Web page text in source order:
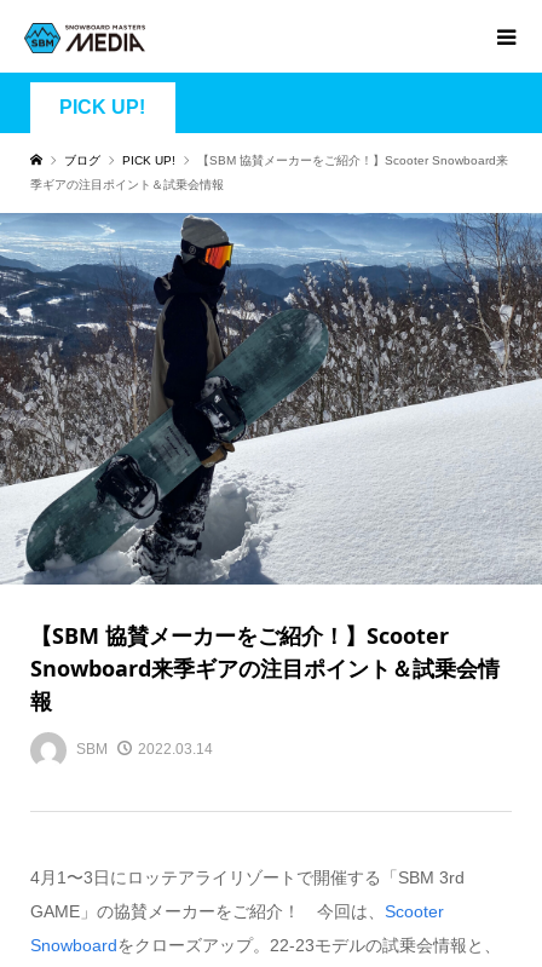
PICK UP!
ブログ PICK UP!
【SBM 協賛メーカーをご紹介！】Scooter Snowboard来
季ギアの注目ポイント＆試乗会情報
【SBM 協賛メーカーをご紹介！】Scooter
Snowboard来季ギアの注目ポイント＆試乗会情
報
SBM 2022.03.14
4月1〜3日にロッテアライリゾートで開催する「SBM 3rd
GAME」の協賛メーカーをご紹介！ 今回は、 Scooter
Snowboardをクローズアップ。22-23モデルの試乗会情報と、